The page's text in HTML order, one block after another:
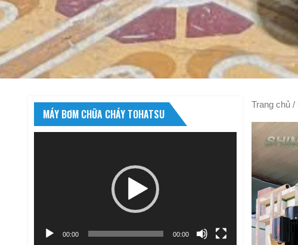
Trang chủ /
MÁY BƠM CHỮA CHÁY TOHATSU
00:00 00:00